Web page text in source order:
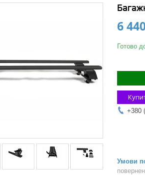
6
Готово
+380